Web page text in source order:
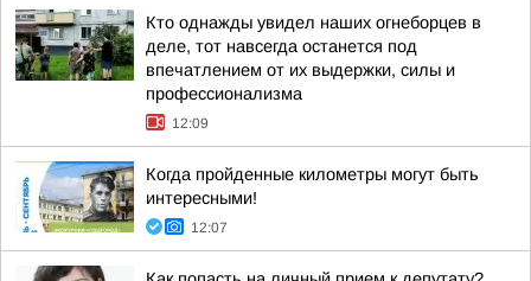
Кто однажды увидел наших огнеборцев в
деле, тот навсегда останется под
впечатлением от их выдержки, силы и
профессионализма
12:09
Когда пройденные километры могут быть
интересными!
12:07